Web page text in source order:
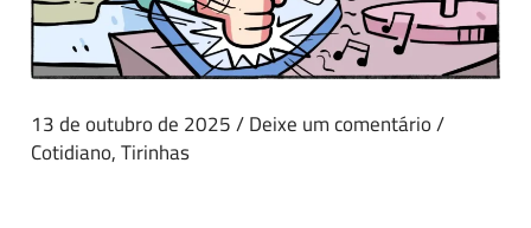
13 de outubro de 2025/Deixe um comentário/
Cotidiano,Tirinhas